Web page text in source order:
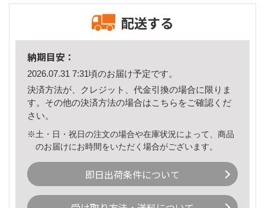
配送する
納期目安：
2026.07.31 7:31頃のお届け予定です。
決済方法が、クレジット、代金引換の場合に限りま
す。その他の決済方法の場合はこちら をご確認くだ
さい。
※土・日・祝日の注文の場合や在庫状況によって、商品
のお届けにお時間をいただく場合がございます。
即日出荷条件について